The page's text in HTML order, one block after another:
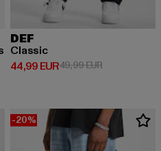
EUR
DEF
Classic
44,99 EUR
Derzeitiger Preis: 44,99 EUR
49,99 EURAktionspreis:
-20%